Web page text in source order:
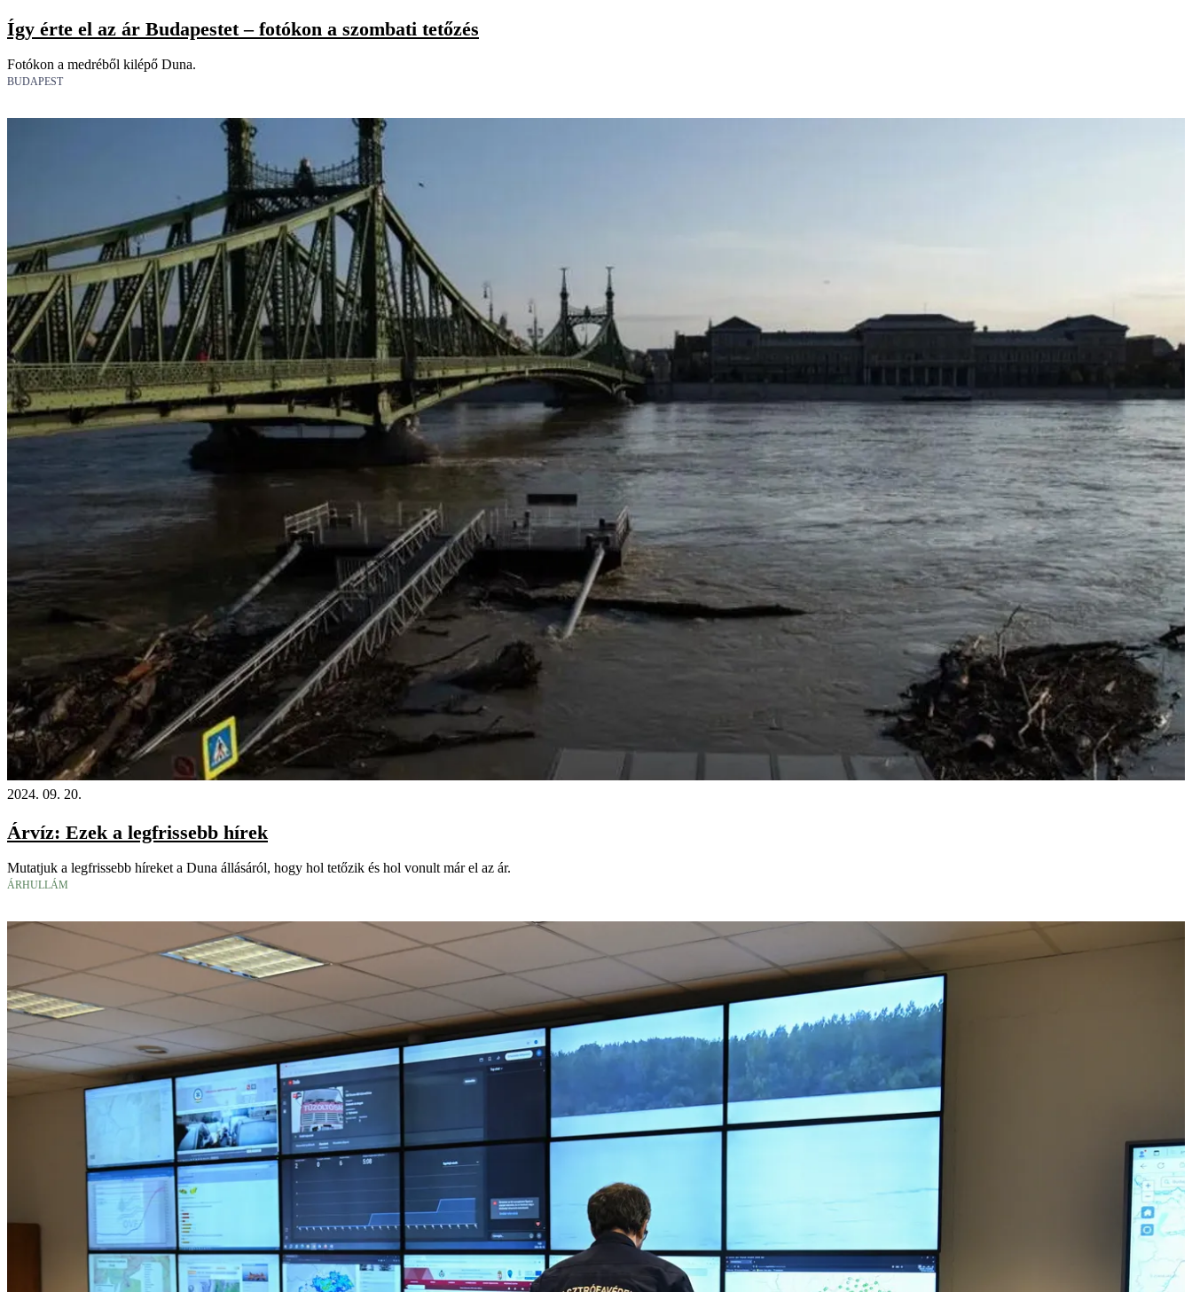
Így érte el az ár Budapestet – fotókon a szombati tetőzés
Fotókon a medréből kilépő Duna.
BUDAPEST
2024. 09. 20.
Árvíz: Ezek a legfrissebb hírek
Mutatjuk a legfrissebb híreket a Duna állásáról, hogy hol tetőzik és hol vonult már el az ár.
ÁRHULLÁM